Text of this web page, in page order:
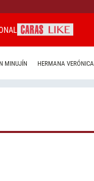
MINUJÍN HERMANA VERÓNICA